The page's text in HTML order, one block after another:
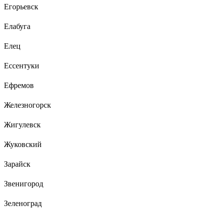
Егорьевск
Елабуга
Елец
Ессентуки
Ефремов
Железногорск
Жигулевск
Жуковский
Зарайск
Звенигород
Зеленоград